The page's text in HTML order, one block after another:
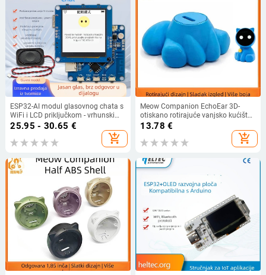
ESP32-AI modul glasovnog chata s
WiFi i LCD priključkom - vrhunski
model (ESP32-AI, glasovni chat,
25.95 - 30.65 €
add_shopping_cart
Meow Companion EchoEar 3D-
otiskano rotirajuće vanjsko kućište
za mačku, LCD-kompatibilno
13.78 €
add_shopping_cart